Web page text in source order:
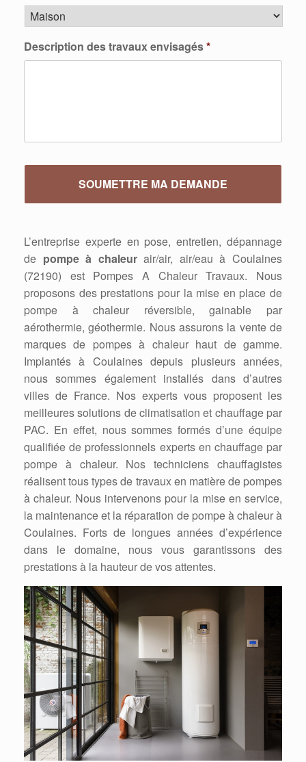
Description des travaux envisagés*
L’entreprise experte en pose, entretien, dépannage
de pompe à chaleurair/air, air/eau à Coulaines
(72190) est Pompes A Chaleur Travaux. Nous
proposons des prestations pour la mise en place de
pompe à chaleur réversible, gainable par
aérothermie, géothermie. Nous assurons la vente de
marques de pompes à chaleur haut de gamme.
Implantés à Coulaines depuis plusieurs années,
nous sommes également installés dans d’autres
villes de France. Nos experts vous proposent les
meilleures solutions de climatisation et chauffage par
PAC. En effet, nous sommes formés d’une équipe
qualifiée de professionnels experts en chauffage par
pompe à chaleur. Nos techniciens chauffagistes
réalisent tous types de travaux en matière de pompes
à chaleur. Nous intervenons pour la mise en service,
la maintenance et la réparation de pompe à chaleur à
Coulaines. Forts de longues années d’expérience
dans le domaine, nous vous garantissons des
prestations à la hauteur de vos attentes.